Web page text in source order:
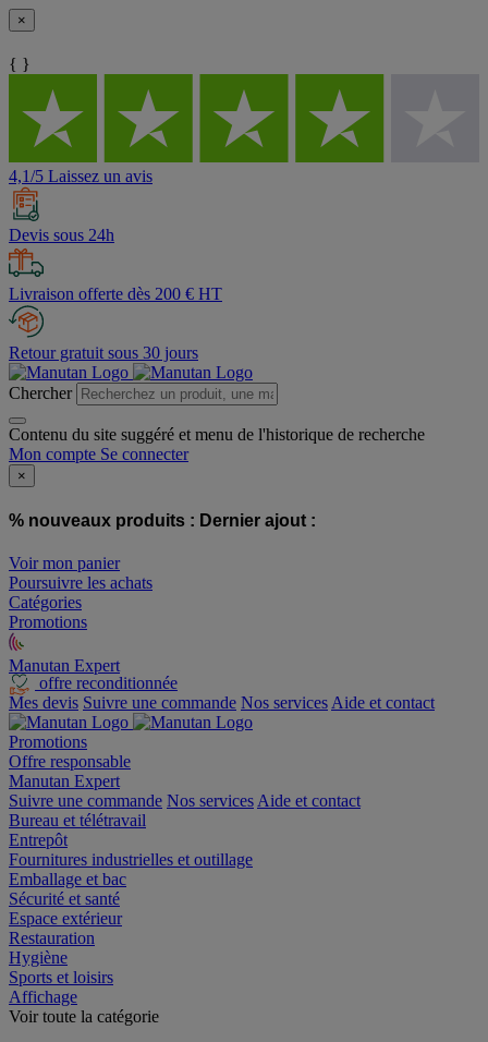
×
{ }
4,1/5 Laissez un avis
Devis sous 24h
Livraison offerte dès 200 € HT
Retour gratuit sous 30 jours
Chercher
Contenu du site suggéré et menu de l'historique de recherche
Mon compte Se connecter
×
% nouveaux produits : Dernier ajout :
Voir mon panier
Poursuivre les achats
Catégories
Promotions
Manutan Expert
offre reconditionnée
Mes devis Suivre une commande Nos services Aide et contact
Promotions
Offre responsable
Manutan Expert
Suivre une commande Nos services Aide et contact
Bureau et télétravail
Entrepôt
Fournitures industrielles et outillage
Emballage et bac
Sécurité et santé
Espace extérieur
Restauration
Hygiène
Sports et loisirs
Affichage
Voir toute la catégorie